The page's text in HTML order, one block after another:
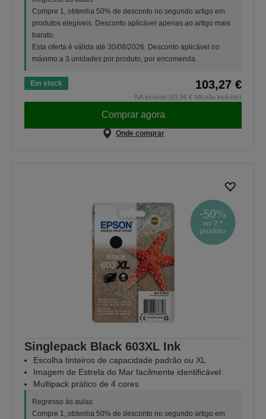
Compre 1, obtenha 50% de desconto no segundo artigo em
produtos elegíveis. Desconto aplicável apenas ao artigo mais
barato.
Esta oferta é válida até 30/08/2026. Desconto aplicável no
máximo a 3 unidades por produto, por encomenda.
Em stock 103,27 €
IVA incluído (83,96 € IVA não incluído)
Comprar agora
Onde comprar
Singlepack Black 603XL Ink
Escolha tinteiros de capacidade padrão ou XL
Imagem de Estrela do Mar facilmente identificável
Multipack prático de 4 cores
Regresso às aulas
Compre 1, obtenha 50% de desconto no segundo artigo em